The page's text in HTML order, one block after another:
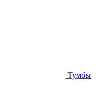
Тумбы